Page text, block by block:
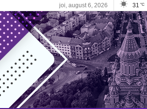
joi, august 6, 2026 31 °C